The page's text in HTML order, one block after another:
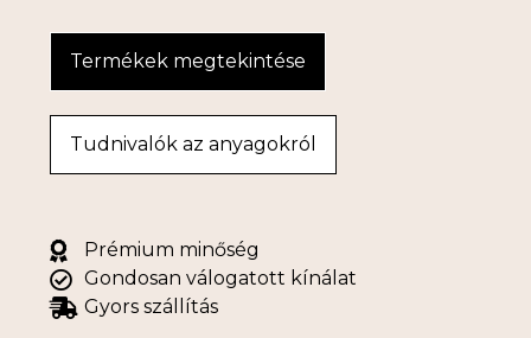
Termékek megtekintése
Tudnivalók az anyagokról
Prémium minőség
Gondosan válogatott kínálat
Gyors szállítás